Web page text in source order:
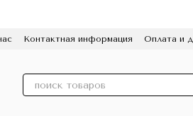
Контактная информация Оплата и